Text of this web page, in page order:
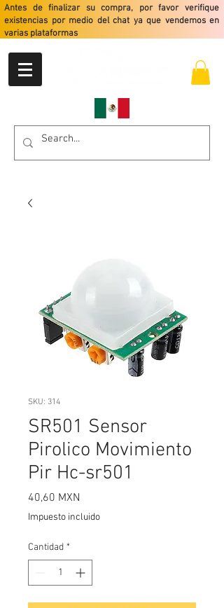
Antes de finalizar su compra, por favor verifique
existencias por medio del chat ya que vendemos en
varias plataformas
SKU: 314
SR501 Sensor
Pirolico Movimiento
Pir Hc-sr501
40,60 MXN
Impuesto incluido
Cantidad *